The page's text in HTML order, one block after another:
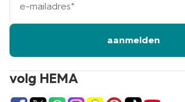
volg HEMA
mailadres
aanmelden